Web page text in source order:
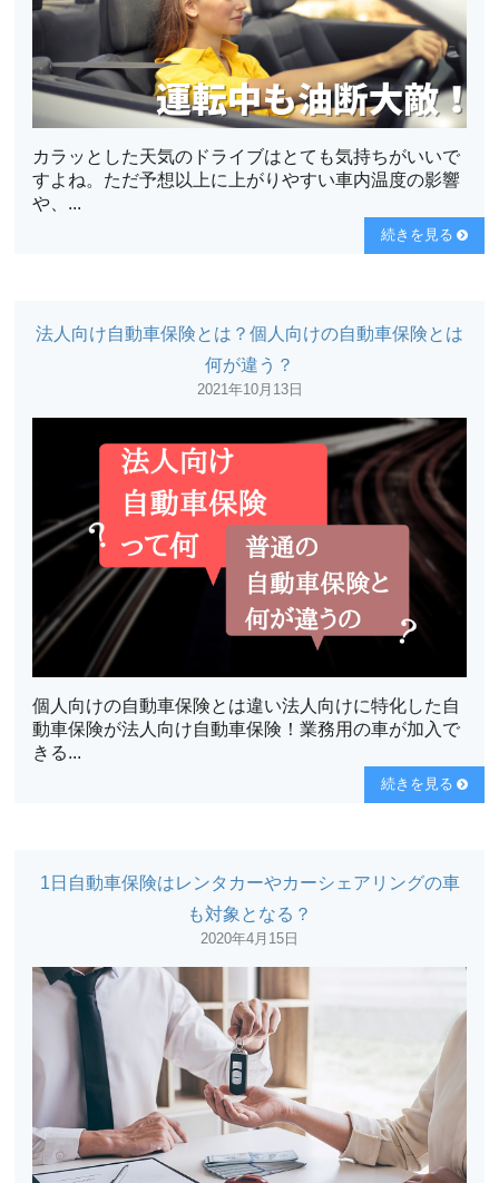
カラッとした天気のドライブはとても気持ちがいいで
すよね。ただ予想以上に上がりやすい車内温度の影響
や、...
続きを見る
法人向け自動車保険とは？個人向けの自動車保険とは
何が違う？
2021年10月13日
個人向けの自動車保険とは違い法人向けに特化した自
動車保険が法人向け自動車保険！業務用の車が加入で
きる...
続きを見る
1日自動車保険はレンタカーやカーシェアリングの車
も対象となる？
2020年4月15日